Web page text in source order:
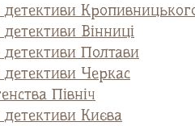
детективи
Вінниці
детективи Полтави
детективи Черкас
Північ
детективи Києва